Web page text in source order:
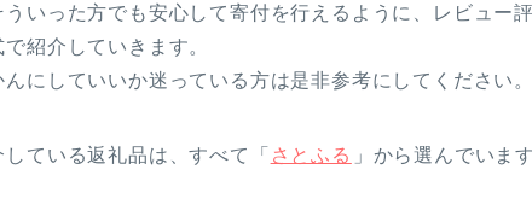
ういった方でも安心して寄付を行えるように、レビュー
で紹介していきます。
んにしていいか迷っている方は是非参考にしてください。
ている返礼品は、すべて「 さとふる 」から選んでいます